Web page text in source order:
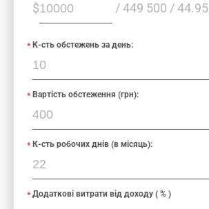
$ / 449 500 / 44.95
К-сть обстежень за день:
Вартість обстеження (грн):
К-сть робочих днів (в місяць):
Додаткові витрати від доходу ( % )